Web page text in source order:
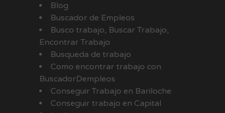
Blog
Buscador de Empleos
Busco trabajo, Buscar Trabajo,
Encontrar Trabajo
Busqueda de trabajo
Como encontrar trabajo con
BuscadorDempleos
Conseguir Trabajo en Bariloche
Conseguir trabajo en Capital